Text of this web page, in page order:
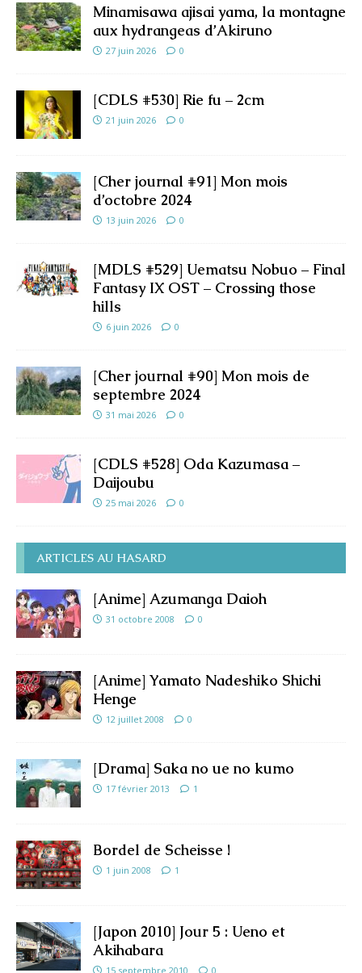
Minamisawa ajisai yama, la montagne
aux hydrangeas d’Akiruno
27 juin 2026 0
[CDLS #530] Rie fu – 2cm
21 juin 2026 0
[Cher journal #91] Mon mois
d’octobre 2024
13 juin 2026 0
[MDLS #529] Uematsu Nobuo – Final
Fantasy IX OST – Crossing those
hills
6 juin 2026 0
[Cher journal #90] Mon mois de
septembre 2024
31 mai 2026 0
[CDLS #528] Oda Kazumasa –
Daijoubu
25 mai 2026 0
ARTICLES AU HASARD
[Anime] Azumanga Daioh
31 octobre 2008 0
[Anime] Yamato Nadeshiko Shichi
Henge
12 juillet 2008 0
[Drama] Saka no ue no kumo
17 février 2013 1
Bordel de Scheisse !
1 juin 2008 1
[Japon 2010] Jour 5 : Ueno et
Akihabara
15 septembre 2010 0